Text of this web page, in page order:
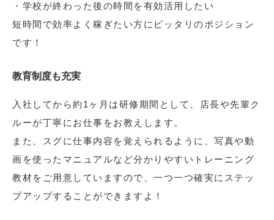
・学校が終わった後の時間を有効活用したい
短時間で効率よく稼ぎたい方にピッタリのポジション
です！
教育制度も充実
入社してから約1ヶ月は研修期間として、店長や先輩ク
ルーが丁寧にお仕事をお教えします。
また、スグに仕事内容を覚えられるように、写真や動
画を使ったマニュアルなど分かりやすいトレーニング
教材をご用意していますので、一つ一つ確実にステッ
プアップすることができますよ！